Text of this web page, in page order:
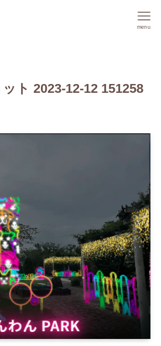
menu
ト 2023-12-12 151258